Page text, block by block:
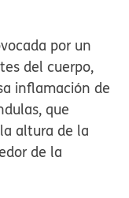
por un
del cuerpo,
inflamación de
que
altura de la
de la